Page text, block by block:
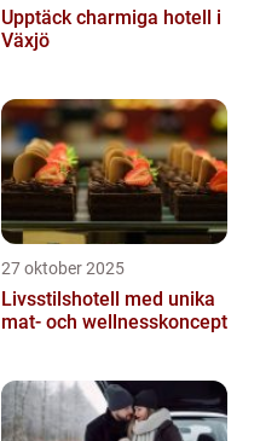
Upptäck charmiga hotell i
Växjö
27 oktober 2025
Livsstilshotell med unika
mat- och wellnesskoncept